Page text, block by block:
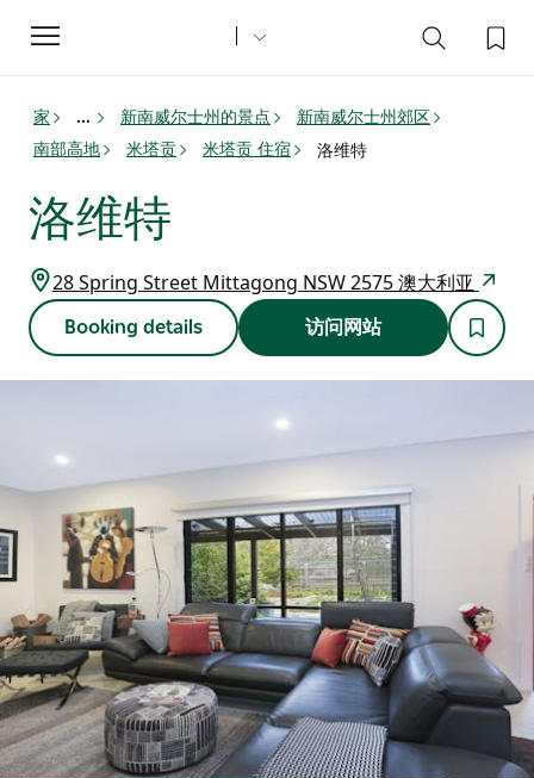
Toggle
navigation
家 ... 新南威尔士州的景点
新南威尔士州郊区
南部高地
米塔贡 米塔贡 住宿 洛维特
洛维特
28 Spring Street Mittagong NSW 2575 澳大利亚
Booking details 访问网站